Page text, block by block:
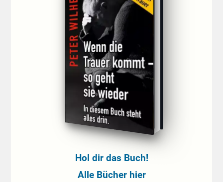
Hol dir das Buch!
Alle Bücher hier